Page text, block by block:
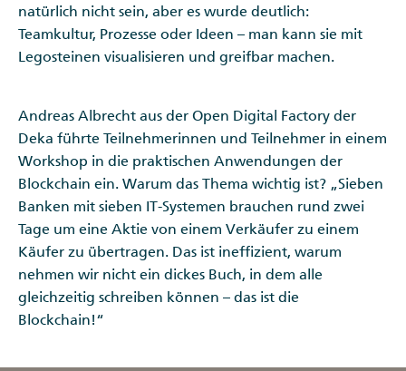
natürlich nicht sein, aber es wurde deutlich:
Teamkultur, Prozesse oder Ideen – man kann sie mit
Legosteinen visualisieren und greifbar machen.
Andreas Albrecht aus der Open Digital Factory der
Deka führte Teilnehmerinnen und Teilnehmer in einem
Workshop in die praktischen Anwendungen der
Blockchain ein. Warum das Thema wichtig ist? „Sieben
Banken mit sieben IT-Systemen brauchen rund zwei
Tage um eine Aktie von einem Verkäufer zu einem
Käufer zu übertragen. Das ist ineffizient, warum
nehmen wir nicht ein dickes Buch, in dem alle
gleichzeitig schreiben können – das ist die
Blockchain!“